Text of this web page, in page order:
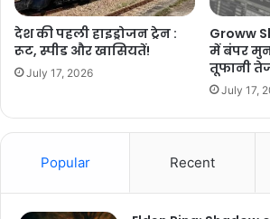
देश की पहली हाइड्रोजन ट्रेन :
रूट, स्पीड और खासियतें!
July 17, 2026
Groww
में बंपर
तूफानी
July 17,
Popular Recent